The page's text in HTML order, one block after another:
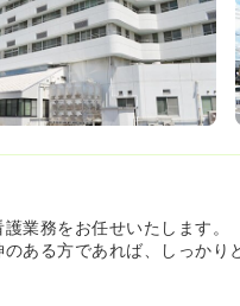
の看護師寮を完備していま
利な環境のため、県外や遠方
なども可能です！
休みもしっかり取れる環境
病院の平均よりも非常に多
大切にしたい方にも非常に
力応援！県知事賞受賞の実
て応援企業」として県知事
かよし院内保育園」があり
業務をお任せいたします。
ある方であれば、しっかり